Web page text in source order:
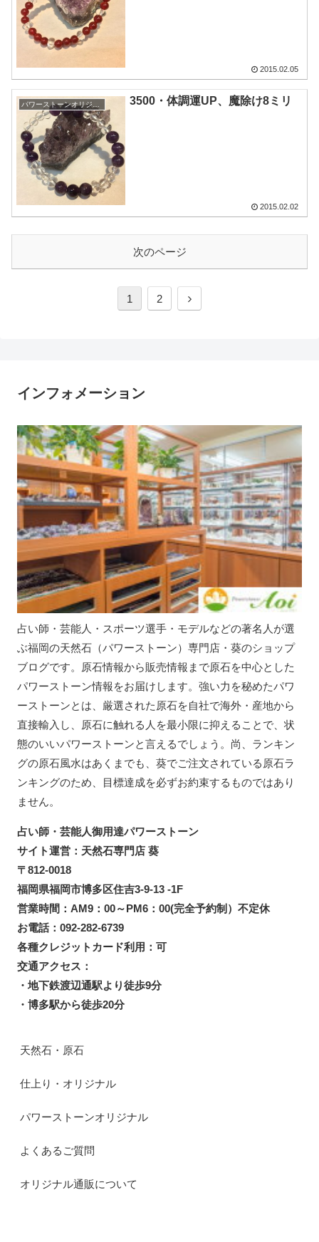
2015.02.05
3500・体調運UP、魔除け8ミリ
2015.02.02
次のページ
1 2
インフォメーション
占い師・芸能人・スポーツ選手・モデルなどの著名人が選
ぶ福岡の天然石（パワーストーン）専門店・葵のショップ
ブログです。原石情報から販売情報まで原石を中心とした
パワーストーン情報をお届けします。強い力を秘めたパワ
ーストーンとは、厳選された原石を自社で海外・産地から
直接輸入し、原石に触れる人を最小限に抑えることで、状
態のいいパワーストーンと言えるでしょう。尚、ランキン
グの原石風水はあくまでも、葵でご注文されている原石ラ
ンキングのため、目標達成を必ずお約束するものではあり
ません。
占い師・芸能人御用達パワーストーン
サイト運営：天然石専門店 葵
〒812-0018
福岡県福岡市博多区住吉3-9-13 -1F
営業時間：AM9：00～PM6：00(完全予約制）不定休
お電話：092-282-6739
各種クレジットカード利用：可
交通アクセス：
・地下鉄渡辺通駅より徒歩9分
・博多駅から徒歩20分
天然石・原石
仕上り・オリジナル
パワーストーンオリジナル
よくあるご質問
オリジナル通販について